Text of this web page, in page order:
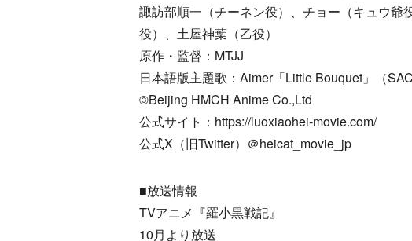
諏訪部順一（チーネン役）、チョー（キュウ爺
役）、土屋神葉（乙役）
原作・監督：MTJJ
日本語版主題歌：Aimer「Little Bouquet」（
©Beijing HMCH Anime Co.,Ltd
公式サイト：https://luoxiaohei-movie.com/
公式X（旧Twitter）＠heicat_movie_jp
■放送情報
TVアニメ『羅小黒戦記』
10月より放送